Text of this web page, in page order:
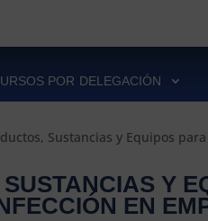
POR DELEGACIÓN
Sustancias y Equipos
Y
EN